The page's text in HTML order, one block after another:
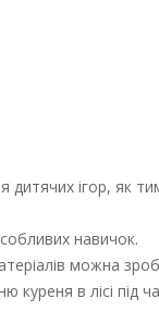
дитячих ігор, як
навичок.
можна
куреня в лісі під